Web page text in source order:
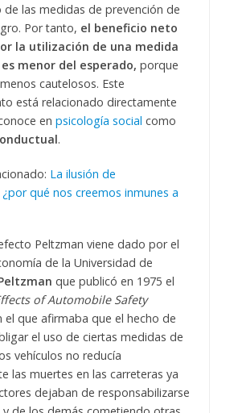
de las medidas de prevención de
Por tanto, el beneficio neto
la utilización de una medida
menor del esperado, porque
cautelosos. Este
está relacionado directamente
en psicología social como
.
La ilusión de
qué nos creemos inmunes a
Peltzman viene dado por el
de la Universidad de
que publicó en 1975 el
of Automobile Safety
el que afirmaba que el hecho de
el uso de ciertas medidas de
vehículos no reducía
las muertes en las carreteras ya
dejaban de responsabilizarse